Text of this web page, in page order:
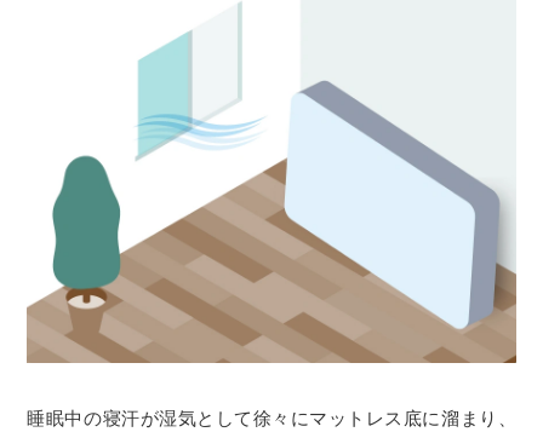
睡眠中の寝汗が湿気として徐々にマットレス底に溜まり、